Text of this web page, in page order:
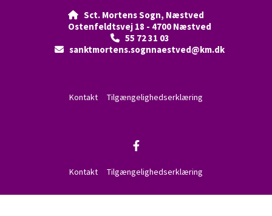
 Sct. Mortens Sogn, Næstved
Ostenfeldtsvej 18 - 4700 Næstved
55 72 31 03
 sanktmortens.sognnaestved@km.dk
Kontakt Tilgængelighedserklæring
Kontakt Tilgængelighedserklæring